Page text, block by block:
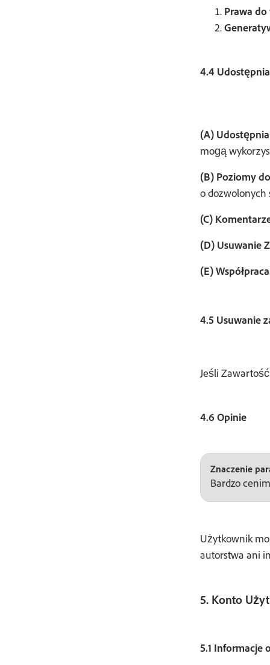
Prawa
4.4
(A)
mogą
(B) Poziomy
o dozwolonych
(C)
(D) Usuwanie
(E)
4.5 Usuwanie
Jeśli
4.6 Opinie
Znaczenie
Bardzo
Użytkownik
autorstwa ani
5. Konto
5.1 Informacje